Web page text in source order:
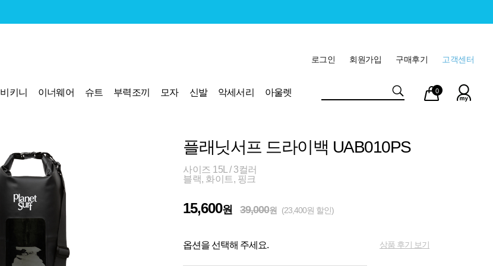
고객센터
구매후기
회원가입
로그인
비키니 이너웨어 슈트 부력조끼 모자 신발 악세서리
아울렛
마이
페이
장바
구니
0
플래닛서프 드라이백 UAB010PS
사이즈 15L / 3컬러
블랙, 화이트, 핑크
15,600원 39,000원 (23,400원 할인)
옵션을 선택해 주세요. 상품 후기 보기